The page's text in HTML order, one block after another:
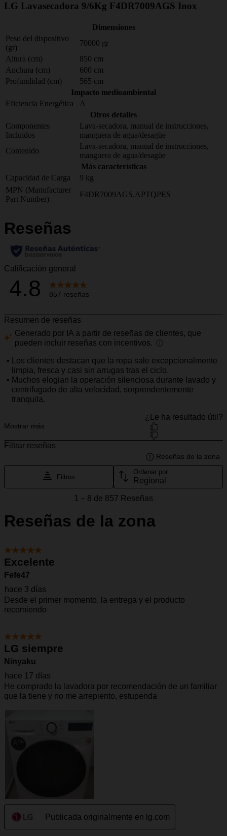
LG Lavasecadora 9/6Kg F4DR7009AGS Inox
Dimensiones
Peso del dispositivo
(gr)
70000 gr
Altura (cm)
850 cm
Anchura (cm)
600 cm
Profundidad (cm)
565 cm
Impacto medioambiental
Eficiencia Energética
A
Otros detalles
Componentes
Incluidos
Lava-secadora, manual de instrucciones,
manguera de agua/desagüe
Contenido
Lava-secadora, manual de instrucciones,
manguera de agua/desagüe
Más características
Capacidad de Carga
9 kg
MPN (Manufacturer
Part Number)
F4DR7009AGS.APTQPES